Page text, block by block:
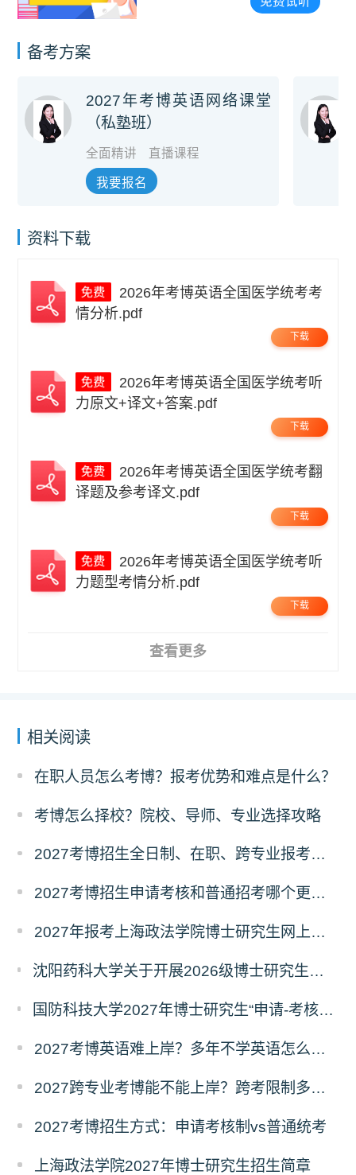
备考方案
2027年考博英语网络课堂
（私塾班）
全面精讲 直播课程
我要报名
资料下载
情分析.pdf
下载
力原文+译文+答案.pdf
下载
译题及参考译文.pdf
下载
力题型考情分析.pdf
下载
查看更多
相关阅读
在职人员怎么考博？报考优势和难点是什么？
考博怎么择校？院校、导师、专业选择攻略
2027考博招生全日制、在职、跨专业报考要求
2027考博招生申请考核和普通招考哪个更好考？
2027年报考上海政法学院博士研究生网上报名公告
沈阳药科大学关于开展2026级博士研究生录取后信息采集及档案调取等相关工作的通知
国防科技大学2027年博士研究生“申请-考核”制招生专业基础笔试考试大纲
2027考博英语难上岸？多年不学英语怎么备考？
2027跨专业考博能不能上岸？跨考限制多不多？
2027考博招生方式：申请考核制vs普通统考
上海政法学院2027年博士研究生招生简章